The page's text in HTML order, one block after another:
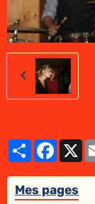
PartagerFacebook
X
Mes pages